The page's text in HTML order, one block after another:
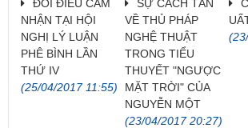
ĐÔI ĐIỀU CẢM
NHẬN TẠI HỘI
NGHỊ LÝ LUẬN
PHÊ BÌNH LẦN
THỨ IV
(25/04/2017 11:55)
SỰ CÁCH TÂN
VỀ THỦ PHÁP
NGHỆ THUẬT
TRONG TIỂU
THUYẾT "NGƯỢC
MẶT TRỜI" CỦA
NGUYỄN MỘT
(23/04/2017 20:27)